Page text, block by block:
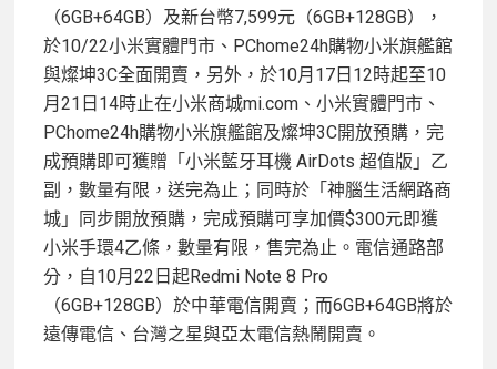
（6GB+64GB）及新台幣7,599元（6GB+128GB），
於10/22小米實體門市、PChome24h購物小米旗艦館
與燦坤3C全面開賣，另外，於10月17日12時起至10
月21日14時止在小米商城mi.com、小米實體門市、
PChome24h購物小米旗艦館及燦坤3C開放預購，完
成預購即可獲贈「小米藍牙耳機 AirDots 超值版」乙
副，數量有限，送完為止；同時於「神腦生活網路商
城」同步開放預購，完成預購可享加價$300元即獲
小米手環4乙條，數量有限，售完為止。電信通路部
分，自10月22日起Redmi Note 8 Pro
（6GB+128GB）於中華電信開賣；而6GB+64GB將於
遠傳電信、台灣之星與亞太電信熱鬧開賣。